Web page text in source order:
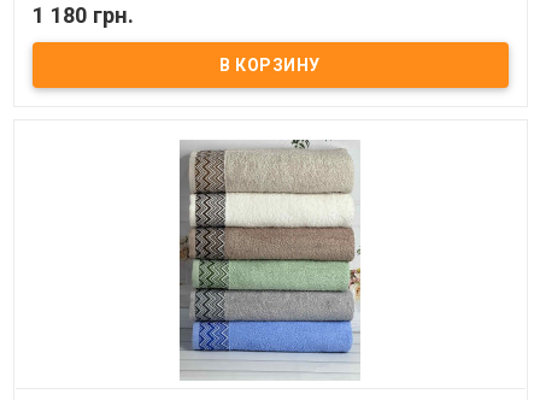
В наличии
Набор махровых полотенец Sweet dreams из 6 шт. 50x90 см.
Комплектность: 50х90 см (6 шт. ) Состав: махра, 100% хлопок.
Плотность: 550 г/м.кв. Упаковка: ПВХ Производитель: Sweet
1 180 грн.